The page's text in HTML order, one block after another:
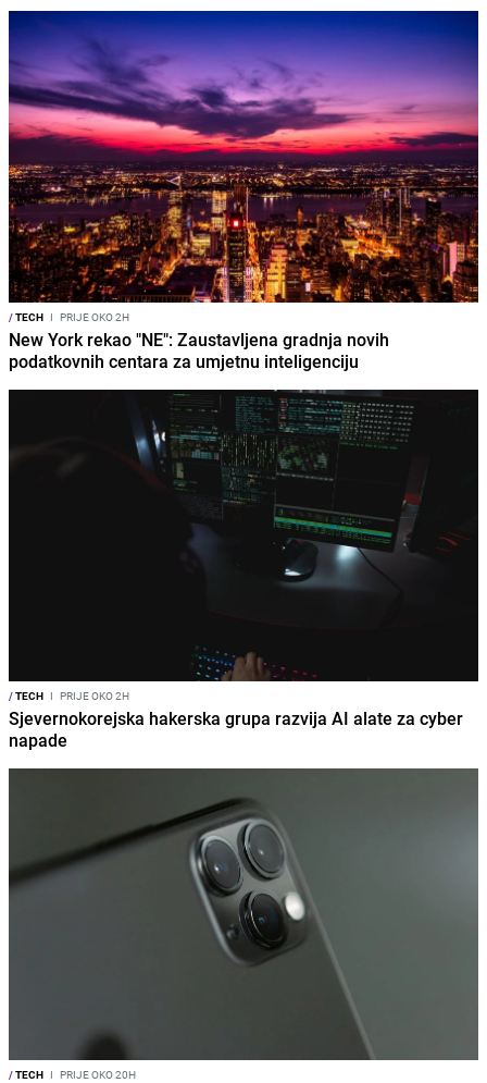
/TECH I PRIJE OKO 2H
New York rekao "NE": Zaustavljena gradnja novih
podatkovnih centara za umjetnu inteligenciju
/TECH I PRIJE OKO 2H
Sjevernokorejska hakerska grupa razvija AI alate za cyber
napade
/TECH I PRIJE OKO 20H